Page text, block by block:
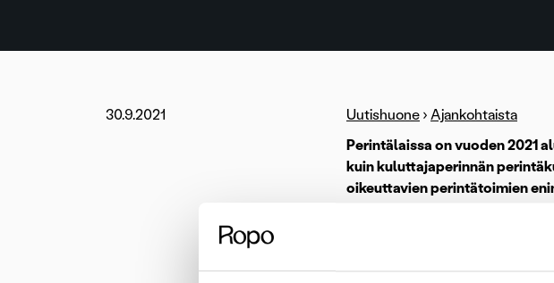
30.9.2021 Uutishuone › Ajankohtaista
Perintälaissa on vuoden 2021
kuin kuluttajaperinnän
oikeuttavien perintätoimien
1.10.2021 alkaen trattaa
lyhyintä mahdollista
voi julkaista tai ilmoittaa